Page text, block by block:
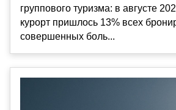
группового туризма: в августе
курорт пришлось 13% всех
совершенных боль...